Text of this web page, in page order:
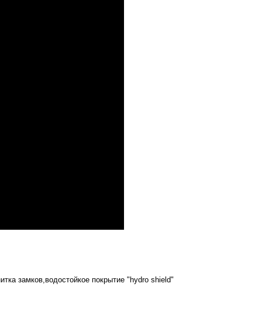
замков,водостойкое покрытие "hydro shield"